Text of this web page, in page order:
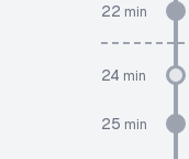
22 min
24 min
25 min